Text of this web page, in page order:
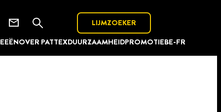
OVER PATTEXDUURZAAMHEIDPROMOTIEBE-FR
LIJMZOEKER